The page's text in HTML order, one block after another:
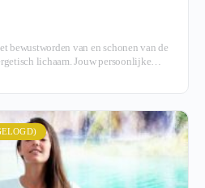
bewustworden van en schonen van de
lichaam. Jouw persoonlijke